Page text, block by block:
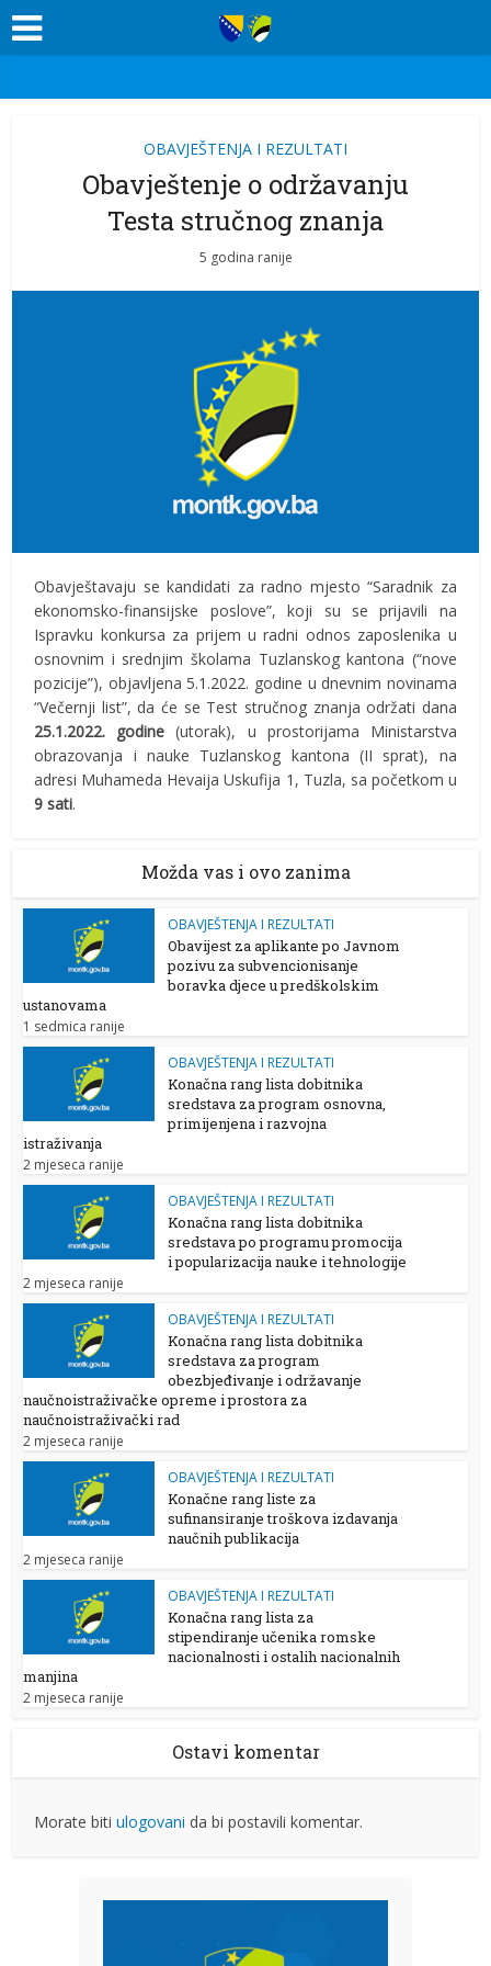
OBAVJEŠTENJA I REZULTATI
Obavještenje o održavanju
Testa stručnog znanja
5 godina ranije
Obavještavaju se kandidati za radno mjesto “Saradnik za
ekonomsko-finansijske poslove”, koji su se prijavili na
Ispravku konkursa za prijem u radni odnos zaposlenika u
osnovnim i srednjim školama Tuzlanskog kantona (“nove
pozicije”), objavljena 5.1.2022. godine u dnevnim novinama
“Večernji list”, da će se Test stručnog znanja održati dana
25.1.2022. godine (utorak), u prostorijama Ministarstva
obrazovanja i nauke Tuzlanskog kantona (II sprat), na
adresi Muhameda Hevaija Uskufija 1, Tuzla, sa početkom u
9 sati.
Možda vas i ovo zanima
OBAVJEŠTENJA I REZULTATI
Obavijest za aplikante po Javnom
pozivu za subvencionisanje
boravka djece u predškolskim
ustanovama
1 sedmica ranije
OBAVJEŠTENJA I REZULTATI
Konačna rang lista dobitnika
sredstava za program osnovna,
primijenjena i razvojna
istraživanja
2 mjeseca ranije
OBAVJEŠTENJA I REZULTATI
Konačna rang lista dobitnika
sredstava po programu promocija
i popularizacija nauke i tehnologije
2 mjeseca ranije
OBAVJEŠTENJA I REZULTATI
Konačna rang lista dobitnika
sredstava za program
obezbjeđivanje i održavanje
naučnoistraživačke opreme i prostora za
naučnoistraživački rad
2 mjeseca ranije
OBAVJEŠTENJA I REZULTATI
Konačne rang liste za
sufinansiranje troškova izdavanja
naučnih publikacija
2 mjeseca ranije
OBAVJEŠTENJA I REZULTATI
Konačna rang lista za
stipendiranje učenika romske
nacionalnosti i ostalih nacionalnih
manjina
2 mjeseca ranije
Ostavi komentar
Morate bitiulogovani da bi postavili komentar.